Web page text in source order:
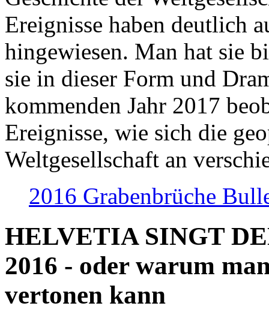
Ereignisse haben deutlich
hingewiesen. Man hat sie
sie in dieser Form und
kommenden Jahr 2017
Ereignisse, wie sich die
Weltgesellschaft an
2016 Grabenbrüche
HELVETIA SINGT
2016 - oder warum
vertonen kann